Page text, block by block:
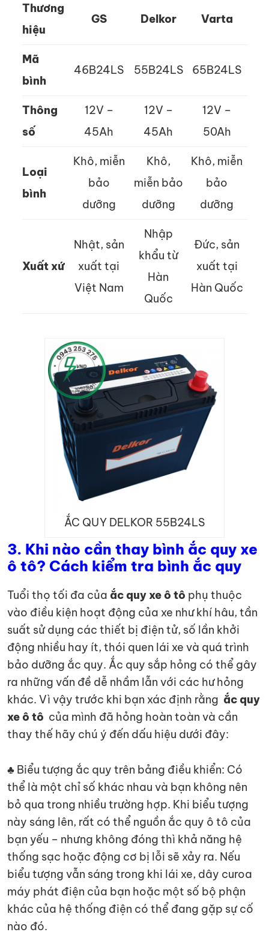
Thương
hiệu
GS Delkor Varta
Mã
bình
46B24LS 55B24LS 65B24LS
Thông
số
12V –
45Ah
12V –
45Ah
12V –
50Ah
Loại
bình
Khô, miễn
bảo
dưỡng
Khô,
miễn bảo
dưỡng
Khô, miễn
bảo
dưỡng
Xuất xứ
Nhật, sản
xuất tại
Việt Nam
Nhập
khẩu từ
Hàn
Quốc
Đức, sản
xuất tại
Hàn Quốc
ẮC QUY DELKOR 55B24LS
3. Khi nào cần thay bình ắc quy xe
ô tô? Cách kiểm tra bình ắc quy
Tuổi thọ tối đa của ắc quy xe ô tô phụ thuộc
vào điều kiện hoạt động của xe như khí hâu, tần
suất sử dụng các thiết bị điện tử, số lần khởi
động nhiều hay ít, thói quen lái xe và quá trình
bảo dưỡng ắc quy. Ắc quy sắp hỏng có thể gây
ra những vấn đề dễ nhầm lẫn với các hư hỏng
khác. Vì vậy trước khi bạn xác định rằng ắc quy
xe ô tô của mình đã hỏng hoàn toàn và cần
thay thế hãy chú ý đến dấu hiệu dưới đây:
♣ Biểu tượng ắc quy trên bảng điều khiển: Có
thể là một chỉ số khác nhau và bạn không nên
bỏ qua trong nhiều trường hợp. Khi biểu tượng
này sáng lên, rất có thể nguồn ắc quy ô tô của
bạn yếu – nhưng không đóng thì khả năng hệ
thống sạc hoặc động cơ bị lỗi sẽ xảy ra. Nếu
biểu tượng vẫn sáng trong khi lái xe, dây curoa
máy phát điện của bạn hoặc một số bộ phận
khác của hệ thống điện có thể đang gặp sự cố
nào đó.